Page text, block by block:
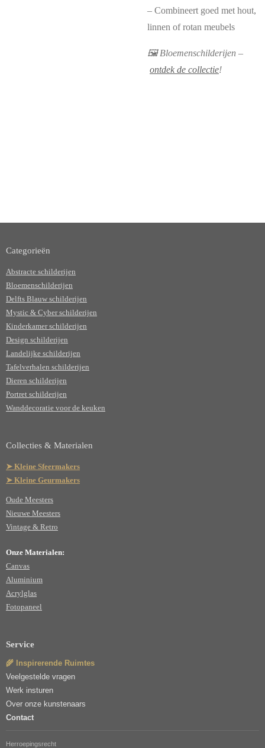
– Combineert goed met hout,
linnen of rotan meubels
🖼 Bloemenschilderijen –
ontdek de collectie!
Categorieën
Abstracte schilderijen
Bloemenschilderijen
Delfts Blauw schilderijen
Mystic & Cyber schilderijen
Kinderkamer schilderijen
Design schilderijen
Landelijke schilderijen
Tafelverhalen schilderijen
Dieren schilderijen
Portret schilderijen
Wanddecoratie voor de keuken
Collecties & Materialen
➤ Kleine Sfeermakers
➤ Kleine Geurmakers
Oude Meesters
Nieuwe Meesters
Vintage & Retro
Onze Materialen:
Canvas
Aluminium
Acrylglas
Fotopaneel
Service
🌾 Inspirerende Ruimtes
Veelgestelde vragen
Werk insturen
Over onze kunstenaars
Contact
Herroepingsrecht